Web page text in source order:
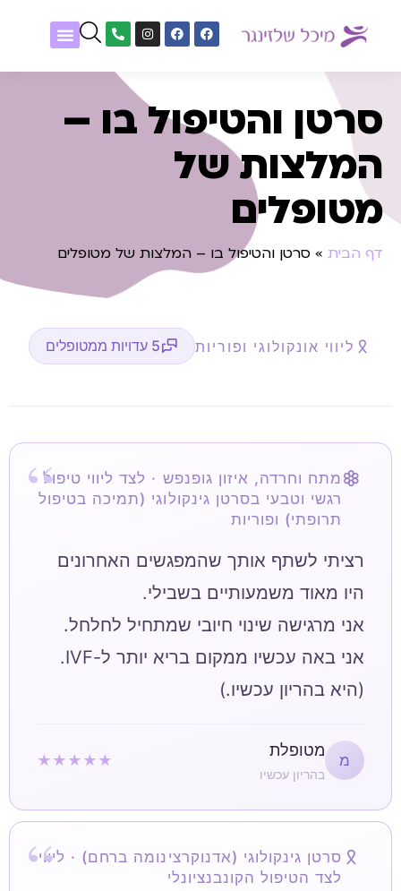
סרטן והטיפול בו –
המלצות של
מטופלים
דף הבית » סרטן והטיפול בו – המלצות של מטופלים
ליווי אונקולוגי ופוריות 5 עדויות ממטופלים
מתח וחרדה, איזון גופנפש · לצד ליווי טיפול
רגשי וטבעי בסרטן גינקולוגי (תמיכה בטיפול
תרופתי) ופוריות
רציתי לשתף אותך שהמפגשים האחרונים
(היא בהריון עכשיו.)
מ
מטופלת
בהריון עכשיו
★★★★★
סרטן גינקולוגי (אדנוקרצינומה ברחם) · ליווי
לצד הטיפול הקונבנציונלי